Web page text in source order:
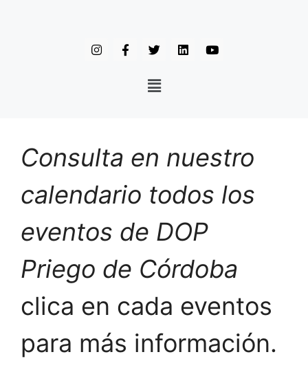
Consulta en nuestro
calendario todos los
eventos de DOP
Priego de Córdoba
clica en cada eventos
para más información.